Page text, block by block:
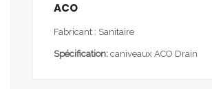
ACO
Fabricant : Sanitaire
Spécification: caniveaux ACO Drain